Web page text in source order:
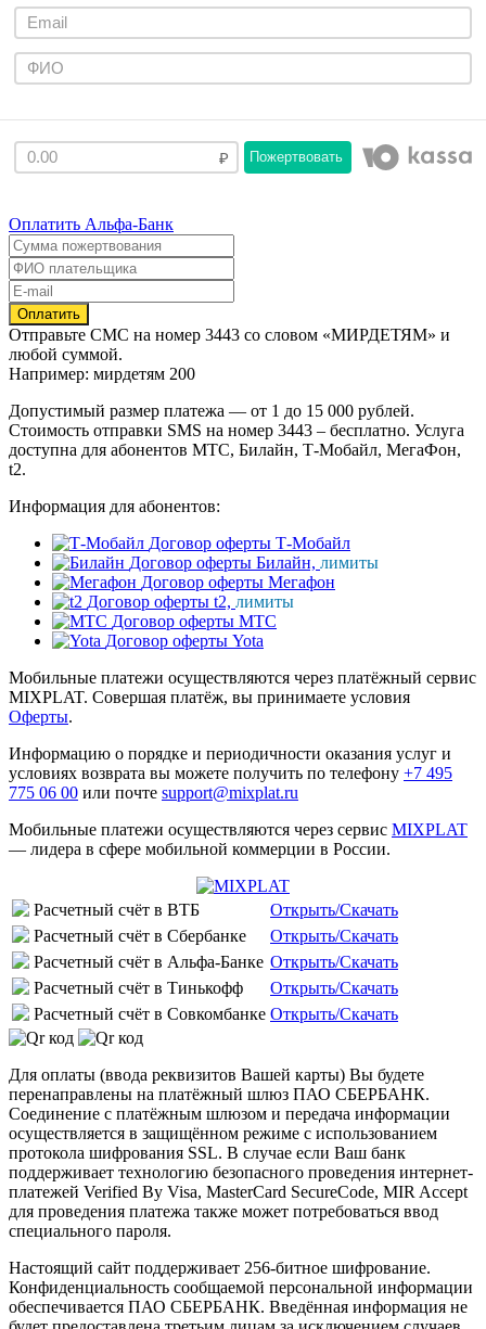
Пожертвовать
Оплатить Альфа-Банк
Отправьте СМС на номер 3443 со словом «МИРДЕТЯМ» и
любой суммой.
Например: мирдетям 200
Допустимый размер платежа — от 1 до 15 000 рублей.
Стоимость отправки SMS на номер 3443 – бесплатно. Услуга
доступна для абонентов МТС, Билайн, Т-Мобайл, МегаФон,
t2.
Информация для абонентов:
Договор оферты Т-Мобайл
Договор оферты Билайн, лимиты
Договор оферты Мегафон
Договор оферты t2, лимиты
Договор оферты МТС
Договор оферты Yota
Мобильные платежи осуществляются через платёжный сервис
MIXPLAT. Совершая платёж, вы принимаете условия
Оферты.
Информацию о порядке и периодичности оказания услуг и
условиях возврата вы можете получить по телефону +7 495
775 06 00 или почте support@mixplat.ru
Мобильные платежи осуществляются через сервис MIXPLAT
— лидера в сфере мобильной коммерции в России.
Расчетный счёт в ВТБ
Открыть/Скачать
Расчетный счёт в Сбербанке
Открыть/Скачать
Расчетный счёт в Альфа-Банке Открыть/Скачать
Расчетный счёт в Тинькофф
Открыть/Скачать
Расчетный счёт в Совкомбанке Открыть/Скачать
Для оплаты (ввода реквизитов Вашей карты) Вы будете
перенаправлены на платёжный шлюз ПАО СБЕРБАНК.
Соединение с платёжным шлюзом и передача информации
осуществляется в защищённом режиме с использованием
протокола шифрования SSL. В случае если Ваш банк
поддерживает технологию безопасного проведения интернет-
платежей Verified By Visa, MasterCard SecureCode, MIR Accept
для проведения платежа также может потребоваться ввод
специального пароля.
Настоящий сайт поддерживает 256-битное шифрование.
Конфиденциальность сообщаемой персональной информации
обеспечивается ПАО СБЕРБАНК. Введённая информация не